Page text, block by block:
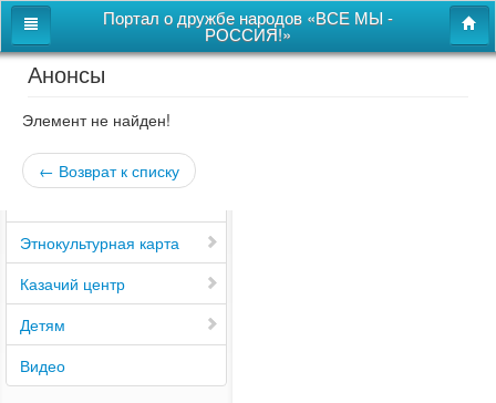
Портал о дружбе народов «ВСЕ МЫ -
РОССИЯ!»
Главная
Дом дружбы народов
Новости
Этнокультурная карта
Казачий центр
Детям
Видео
Анонсы
Элемент не найден!
← Возврат к списку